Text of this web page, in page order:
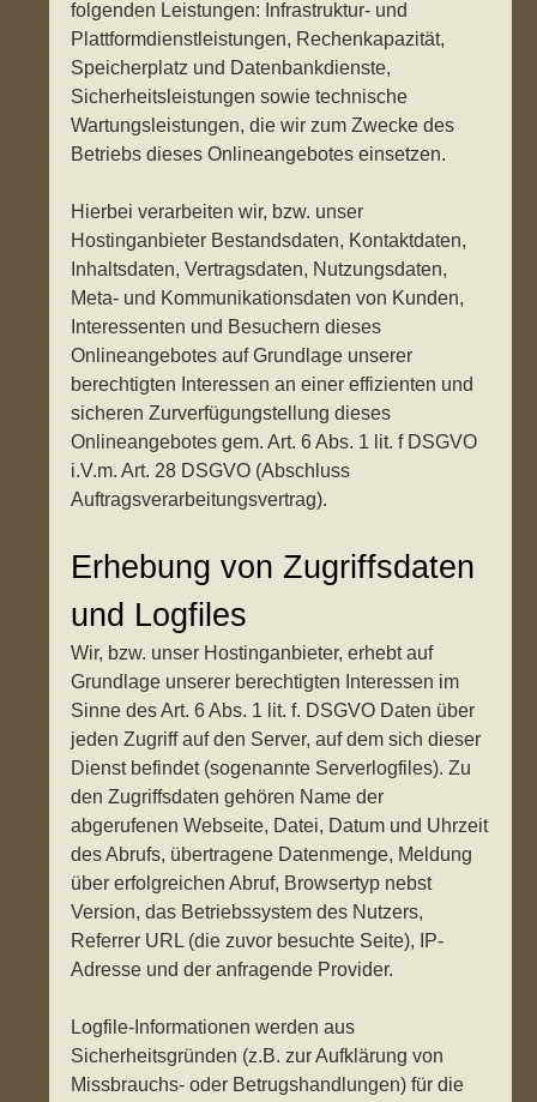
folgenden Leistungen: Infrastruktur- und
Plattformdienstleistungen, Rechenkapazität,
Speicherplatz und Datenbankdienste,
Sicherheitsleistungen sowie technische
Wartungsleistungen, die wir zum Zwecke des
Betriebs dieses Onlineangebotes einsetzen.
Hierbei verarbeiten wir, bzw. unser
Hostinganbieter Bestandsdaten, Kontaktdaten,
Inhaltsdaten, Vertragsdaten, Nutzungsdaten,
Meta- und Kommunikationsdaten von Kunden,
Interessenten und Besuchern dieses
Onlineangebotes auf Grundlage unserer
berechtigten Interessen an einer effizienten und
sicheren Zurverfügungstellung dieses
Onlineangebotes gem. Art. 6 Abs. 1 lit. f DSGVO
i.V.m. Art. 28 DSGVO (Abschluss
Auftragsverarbeitungsvertrag).
Erhebung von Zugriffsdaten
und Logfiles
Wir, bzw. unser Hostinganbieter, erhebt auf
Grundlage unserer berechtigten Interessen im
Sinne des Art. 6 Abs. 1 lit. f. DSGVO Daten über
jeden Zugriff auf den Server, auf dem sich dieser
Dienst befindet (sogenannte Serverlogfiles). Zu
den Zugriffsdaten gehören Name der
abgerufenen Webseite, Datei, Datum und Uhrzeit
des Abrufs, übertragene Datenmenge, Meldung
über erfolgreichen Abruf, Browsertyp nebst
Version, das Betriebssystem des Nutzers,
Referrer URL (die zuvor besuchte Seite), IP-
Adresse und der anfragende Provider.
Logfile-Informationen werden aus
Sicherheitsgründen (z.B. zur Aufklärung von
Missbrauchs- oder Betrugshandlungen) für die